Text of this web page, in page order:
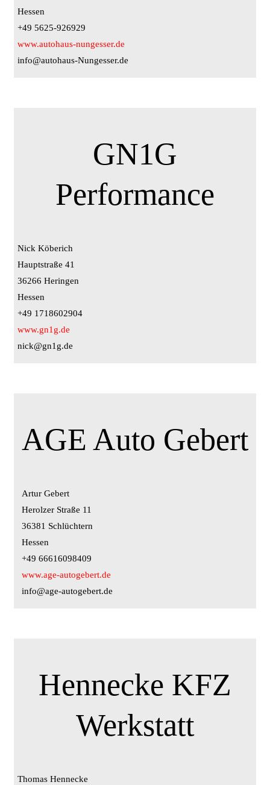
Hessen
+49 5625-926929
www.autohaus-nungesser.de
info@autohaus-Nungesser.de
GN1G
Performance
Nick Köberich
Hauptstraße 41
36266 Heringen
Hessen
+49 1718602904
www.gn1g.de
nick@gn1g.de
AGE Auto Gebert
Artur Gebert
Herolzer Straße 11
36381 Schlüchtern
Hessen
+49 66616098409
www.age-autogebert.de
info@age-autogebert.de
Hennecke KFZ
Werkstatt
Thomas Hennecke